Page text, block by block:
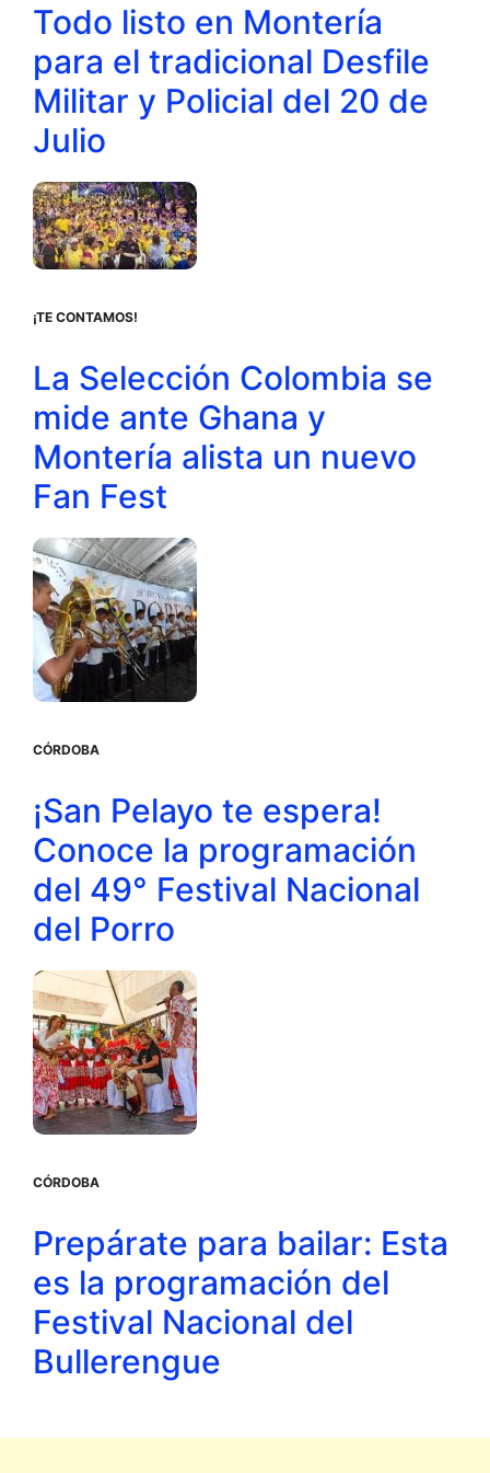
Todo listo en Montería
para el tradicional Desfile
Militar y Policial del 20 de
Julio
¡TE CONTAMOS!
La Selección Colombia se
mide ante Ghana y
Montería alista un nuevo
Fan Fest
CÓRDOBA
¡San Pelayo te espera!
Conoce la programación
del 49° Festival Nacional
del Porro
CÓRDOBA
Prepárate para bailar: Esta
es la programación del
Festival Nacional del
Bullerengue